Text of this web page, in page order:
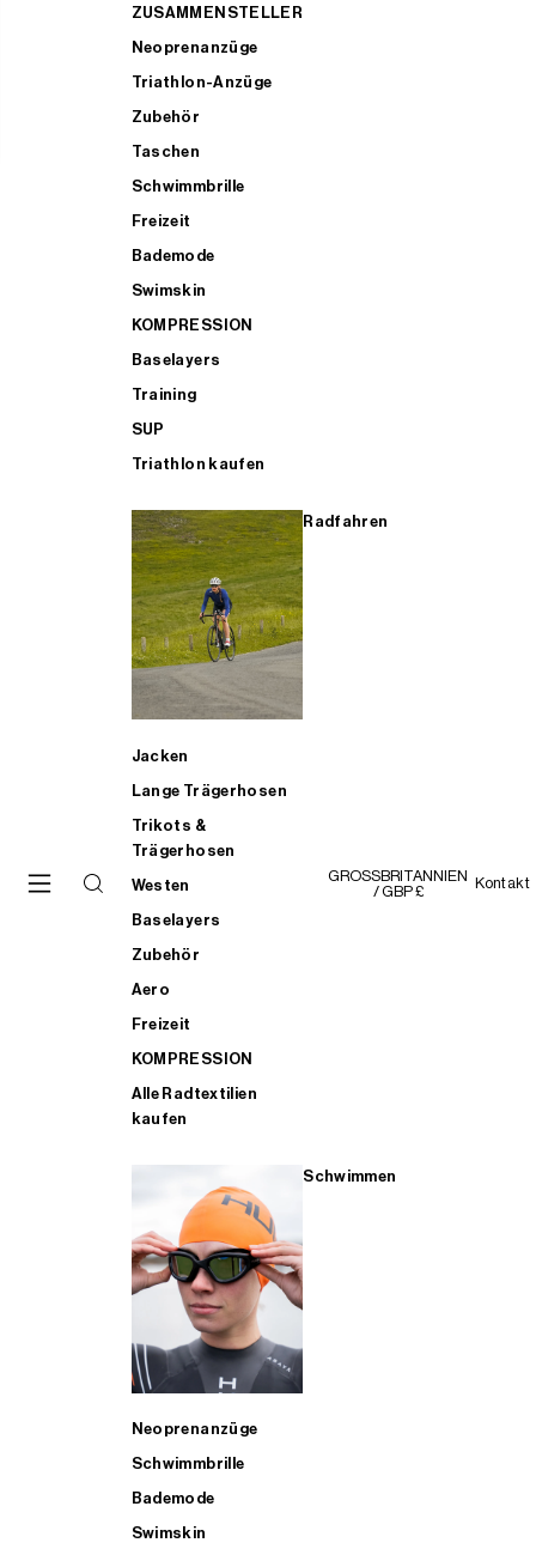
ZUSAMMENSTELLER
Neoprenanzüge
Triathlon-Anzüge
Zubehör
Taschen
Schwimmbrille
Freizeit
Bademode
Swimskin
KOMPRESSION
Baselayers
Training
SUP
Triathlon kaufen
Radfahren
Jacken
Lange Trägerhosen
Trikots &
Trägerhosen
Westen
Baselayers
Zubehör
Aero
Freizeit
KOMPRESSION
Alle Radtextilien
kaufen
Schwimmen
Neoprenanzüge
Schwimmbrille
Bademode
Swimskin
GROSSBRITANNIEN
/ GBP £
Kontakt